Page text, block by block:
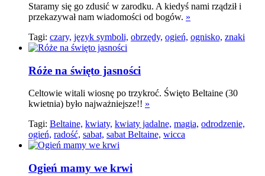
Staramy się go zdusić w zarodku. A kiedyś nami rządził i
przekazywał nam wiadomości od bogów. »
Tagi: czary, język symboli, obrzędy, ogień, ognisko, znaki
Róże na święto jasności
Celtowie witali wiosnę po trzykroć. Święto Beltaine (30
kwietnia) było najważniejsze!! »
Tagi: Beltaine, kwiaty, kwiaty jadalne, magia, odrodzenie,
ogień, radość, sabat, sabat Beltaine, wicca
Ogień mamy we krwi